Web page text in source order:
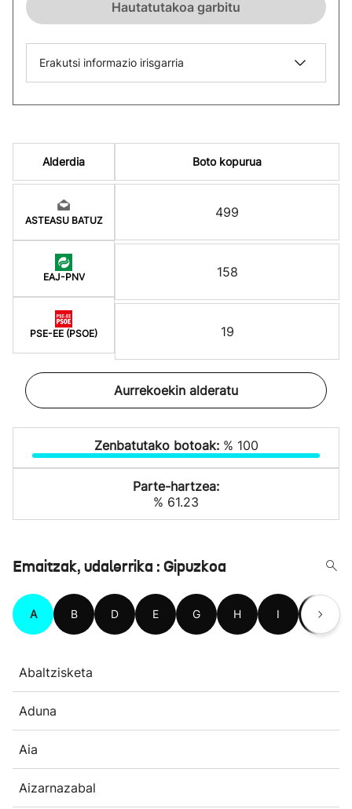
Hautatutakoa garbitu
Erakutsi informazio irisgarria
Alderdia
ASTEASU BATUZ
EAJ-PNV
PSE-EE (PSOE)
Boto kopurua
499
158
19
Aurrekoekin alderatu
Zenbatutako botoak: % 100
Parte-hartzea:
% 61.23
Emaitzak, udalerrika : Gipuzkoa
A B D E G H I L
Abaltzisketa
Aduna
Aia
Aizarnazabal